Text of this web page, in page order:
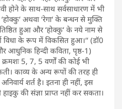
होने के साथ-साथ सर्वसाधारण में भी
अथवा ‘रेगा‘ के बन्धन से मुक्ति
हुआ और ‘होक्कु‘ के नये नाम से
विधा के रूप में विकसित हुआ।‘‘ (डॉ0
आधुनिक हिन्दी कविता, पृष्ठ-1)
5, 7, 5 वर्णों की कोई भी
काव्य के अन्य रूपों की तरह ही
शर्त है। इतना ही नहीं, इस
की संज्ञा प्राप्त नहीं कर सकता।